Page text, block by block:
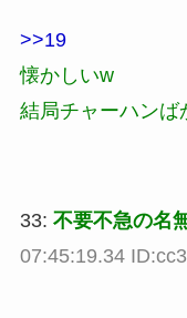
>>19
懐かしいw
結局チャーハンば
33: 不要不急の名
07:45:19.34